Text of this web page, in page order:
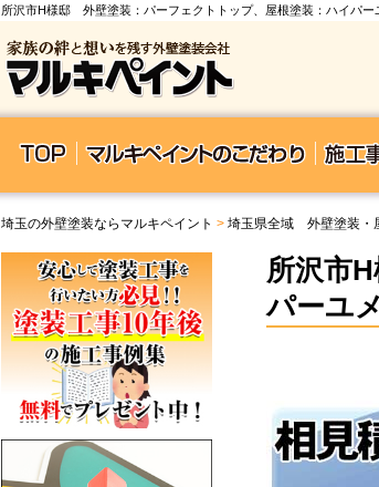
所沢市H様邸 外壁塗装：パーフェクトトップ、屋根塗装：ハイパー
埼玉の外壁塗装ならマルキペイント > 埼玉県全域 外壁塗装・
所沢市
パーユ